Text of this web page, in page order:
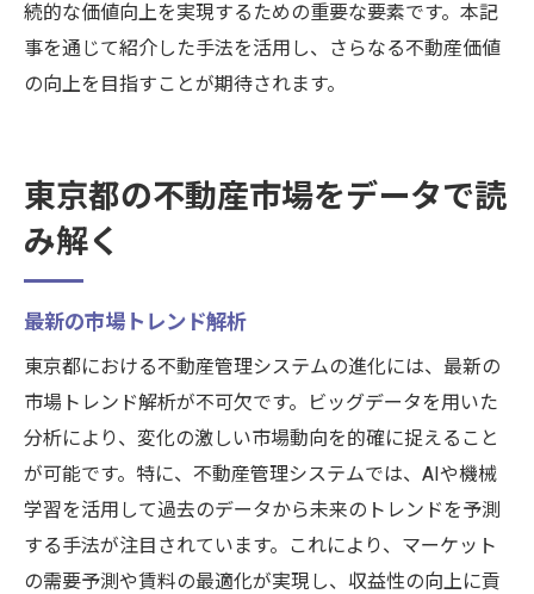
続的な価値向上を実現するための重要な要素です。本記
事を通じて紹介した手法を活用し、さらなる不動産価値
の向上を目指すことが期待されます。
東京都の不動産市場をデータで読
み解く
最新の市場トレンド解析
東京都における不動産管理システムの進化には、最新の
市場トレンド解析が不可欠です。ビッグデータを用いた
分析により、変化の激しい市場動向を的確に捉えること
が可能です。特に、不動産管理システムでは、AIや機械
学習を活用して過去のデータから未来のトレンドを予測
する手法が注目されています。これにより、マーケット
の需要予測や賃料の最適化が実現し、収益性の向上に貢